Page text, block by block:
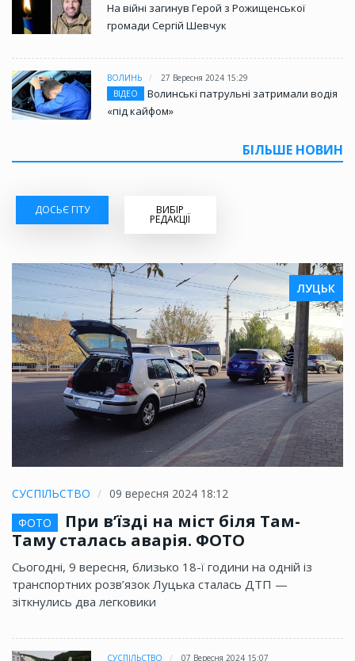
На війні загинув Герой з Рожищенської
громади Сергій Шевчук
ВОЛИНЬ
27 Вересня 2024 15:29
ВІДЕО
Волинські патрульні затримали водія
«під кайфом»
БІЛЬШЕ НОВИН
ДОСЬЄ ГІТУ ВИБІР
РЕДАКЦІЇ
ЛУЦЬК
СУСПІЛЬСТВО
09 вересня 2024 18:12
ФОТО
При в’їзді на міст біля Там-
Таму сталась аварія. ФОТО
Сьогодні, 9 вересня, близько 18-ї години на одній із
транспортних розв’язок Луцька сталась ДТП —
зіткнулись два легковики
СУСПІЛЬСТВО 07 Вересня 2024 15:07